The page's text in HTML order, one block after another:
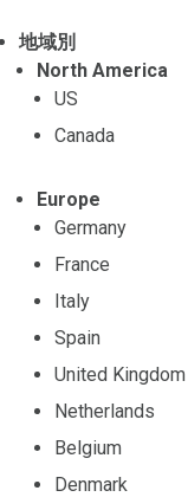
地域別
North America
US
Canada
Europe
Germany
France
Italy
Spain
United Kingdom
Netherlands
Belgium
Denmark